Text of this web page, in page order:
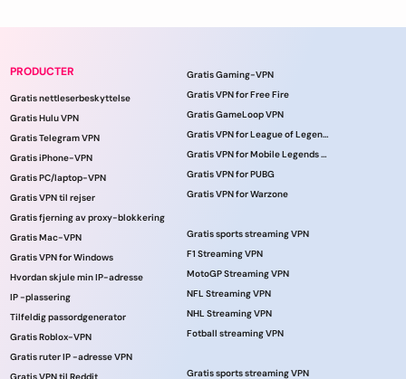
PRODUCTER
Gratis nettleserbeskyttelse
Gratis Hulu VPN
Gratis Telegram VPN
Gratis iPhone-VPN
Gratis PC/laptop-VPN
Gratis VPN til rejser
Gratis fjerning av proxy-blokkering
Gratis Mac-VPN
Gratis VPN for Windows
Hvordan skjule min IP-adresse
IP -plassering
Tilfeldig passordgenerator
Gratis Roblox-VPN
Gratis ruter IP -adresse VPN
Gratis Gaming-VPN
Gratis VPN for Free Fire
Gratis GameLoop VPN
Gratis VPN for League of Legends
Gratis VPN for Mobile Legends online
Gratis VPN for PUBG
Gratis VPN for Warzone
Gratis sports streaming VPN
F1 Streaming VPN
MotoGP Streaming VPN
NFL Streaming VPN
NHL Streaming VPN
Fotball streaming VPN
Gratis sports streaming VPN